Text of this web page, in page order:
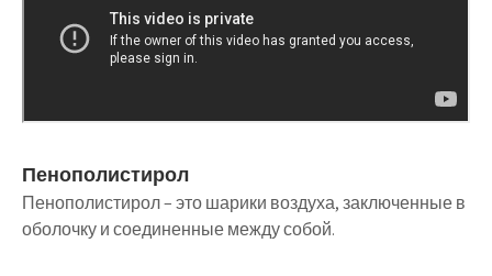
Пенополистирол
Пенополистирол – это шарики воздуха, заключенные в
оболочку и соединенные между собой.